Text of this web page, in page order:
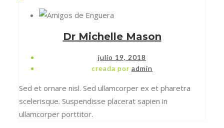
Dr Michelle Mason
julio 19, 2018
creada por admin
Sed et ornare nisl. Sed ullamcorper ex et pharetra
scelerisque. Suspendisse placerat sapien in
ullamcorper porttitor.